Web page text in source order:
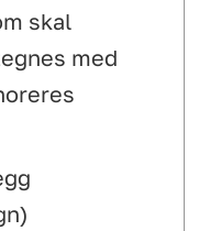
skal
med